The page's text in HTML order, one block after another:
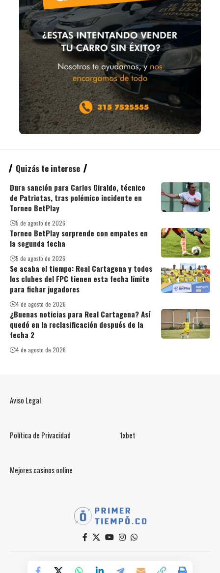
Quizás te interese
Dura sanción para Carlos Giraldo, técnico
de Patriotas, tras polémico incidente en
Torneo BetPlay
5 de agosto de 2026
Torneo BetPlay sorprende con empates en
la segunda fecha
5 de agosto de 2026
Se acaba el tiempo: Real Cartagena y todos
los clubes del FPC tienen esta fecha límite
para fichar jugadores
4 de agosto de 2026
¿Buenas noticias para Real Cartagena? Así
quedó en la reclasificación después de la
fecha 2
4 de agosto de 2026
Aviso Legal
Política de Privacidad 1xbet
Mejores casinos online